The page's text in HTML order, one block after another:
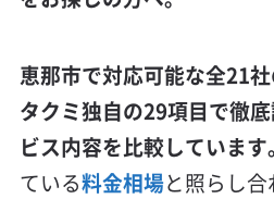
恵那市で対応可能な全21
タクミ独自の29項目で徹
ビス内容を比較しています。
ている料金相場と照らし